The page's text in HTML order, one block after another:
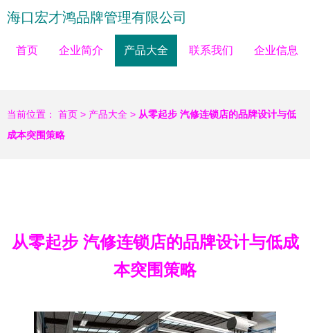
海口宏才鸿品牌管理有限公司
首页 企业简介 产品大全 联系我们 企业信息
当前位置： 首页 > 产品大全 > 从零起步 汽修连锁店的品牌设计与低
成本突围策略
从零起步 汽修连锁店的品牌设计与低成
本突围策略